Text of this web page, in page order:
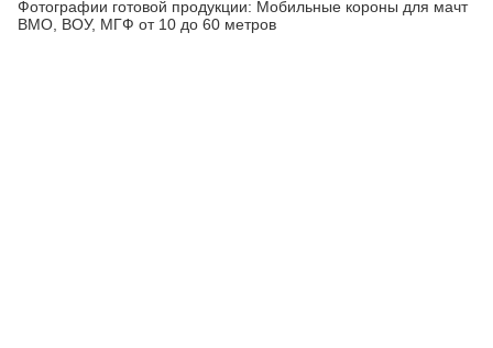
Фотографии готовой продукции: Мобильные короны для мачт
ВМО, ВОУ, МГФ от 10 до 60 метров